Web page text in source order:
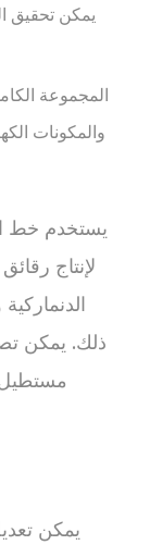
والمكونات
يستخدم خط
لإنتاج
ذلك. يمكن
يمكن